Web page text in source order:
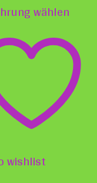
wählen
weist
auf.
wishlist